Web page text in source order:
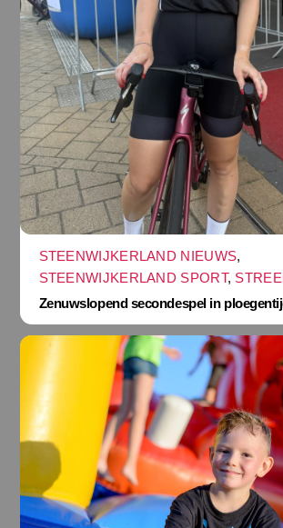
STEENWIJKERLAND NIEUWS,
STEENWIJKERLAND SPORT,
Zenuwslopend secondespel in